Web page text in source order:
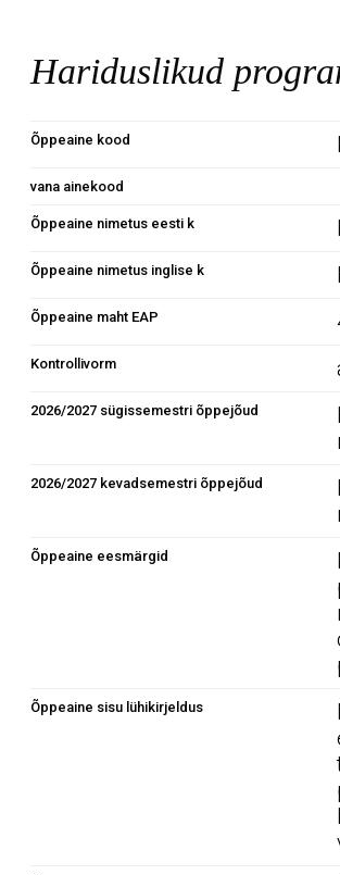
Hariduslikud
Õppeaine kood
vana ainekood
Õppeaine nimetus eesti k
Õppeaine nimetus inglise k
Õppeaine maht EAP
Kontrollivorm
2026/2027 sügissemestri õppejõud
2026/2027 kevadsemestri õppejõud
Õppeaine eesmärgid
Õppeaine sisu lühikirjeldus